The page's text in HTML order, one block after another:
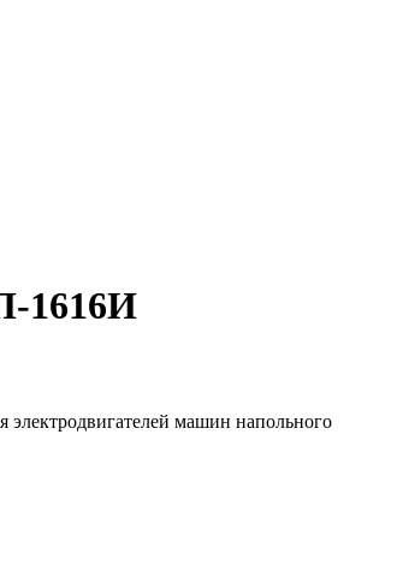
1616И
электродвигателей машин напольного